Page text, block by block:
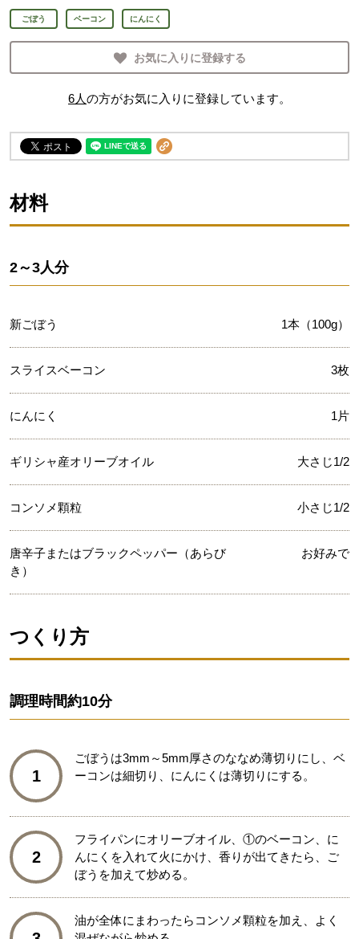
ごぼう ベーコン にんにく
お気に入りに登録する
6人の方がお気に入りに登録しています。
材料
2～3人分
新ごぼう 1本（100g）
スライスベーコン 3枚
にんにく 1片
ギリシャ産オリーブオイル 大さじ1/2
コンソメ顆粒 小さじ1/2
唐辛子またはブラックペッパー（あらび
き）
お好みで
つくり方
調理時間約10分
1
ごぼうは3mm～5mm厚さのななめ薄切りにし、ベ
ーコンは細切り、にんにくは薄切りにする。
2
フライパンにオリーブオイル、①のベーコン、に
んにくを入れて火にかけ、香りが出てきたら、ご
ぼうを加えて炒める。
油が全体にまわったらコンソメ顆粒を加え、よく